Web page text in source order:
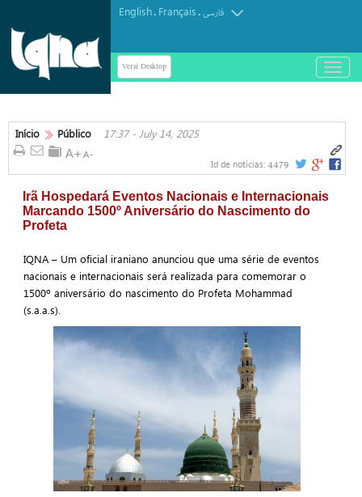
English. Français.فارسی
Versi Desktop
باز
و
کردن
Início Público 17:37 - July 14, 2025
Id de notícias: 4479
Irã Hospedará Eventos Nacionais e Internacionais
Marcando 1500º Aniversário do Nascimento do
Profeta
IQNA – Um oficial iraniano anunciou que uma série de eventos
nacionais e internacionais será realizada para comemorar o
1500º aniversário do nascimento do Profeta Mohammad
(s.a.a.s).